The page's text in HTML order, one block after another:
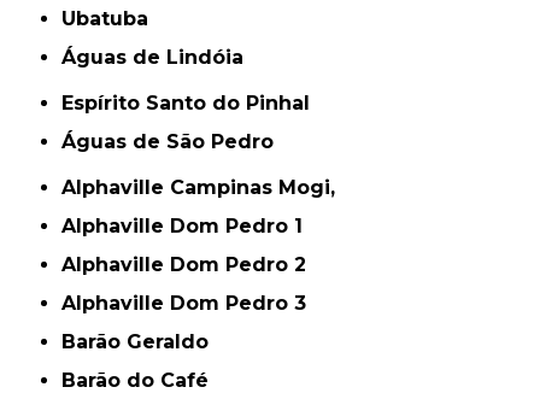
Ubatuba
Águas de Lindóia
Espírito Santo do Pinhal
Águas de São Pedro
Alphaville Campinas Mogi,
Alphaville Dom Pedro 1
Alphaville Dom Pedro 2
Alphaville Dom Pedro 3
Barão Geraldo
Barão do Café